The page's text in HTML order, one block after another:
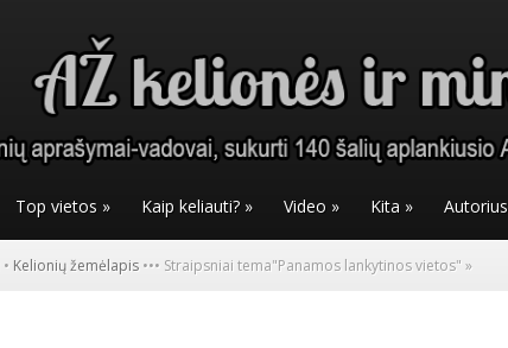
Top vietos » Kaip keliauti? » Video » Kita » Autorius
• Kelionių žemėlapis ••• Straipsniai tema"Panamos lankytinos vietos" »